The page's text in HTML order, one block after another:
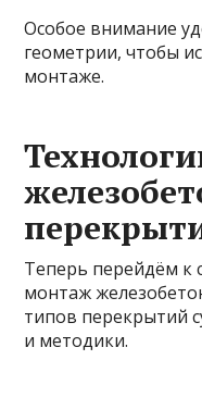
Особое внимание
геометрии, чтобы
монтаже.
Теперь перейдём к
монтаж
типов перекрытий
и методики.